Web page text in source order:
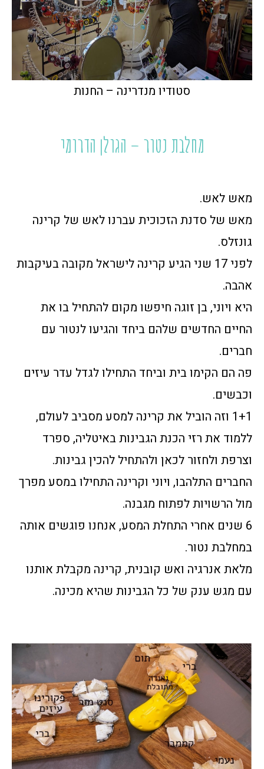
סטודיו מנדרינה – החנות
מחלבת נטור – הגולן הדרומי
מאש לאש.
מאש של סדנת הזכוכית עברנו לאש של קרינה
גונזלס.
לפני 17 שני הגיע קרינה לישראל מקובה בעיקבות
אהבה.
היא ויוני, בן זוגה חיפשו מקום להתחיל בו את
החיים החדשים שלהם ביחד והגיעו לנטור עם
חברים.
פה הם הקימו בית וביחד התחילו לגדל עדר עיזים
וכבשים.
1+1 וזה הוביל את קרינה למסע מסביב לעולם,
ללמוד את רזי הכנת הגבינות באיטליה, ספרד
וצרפת ולחזור לכאן ולהתחיל להכין גבינות.
החברים התלהבו, ויוני וקרינה התחילו במסע מפרך
מול הרשויות לפתוח מגבנה.
6 שנים אחרי התחלת המסע, אנחנו פוגשים אותה
במחלבת נטור.
מלאת אנרגיה ואש קובנית, קרינה מקבלת אותנו
עם מגש ענק של כל הגבינות שהיא מכינה.